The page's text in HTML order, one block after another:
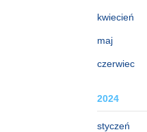
kwiecień
maj
czerwiec
2024
styczeń